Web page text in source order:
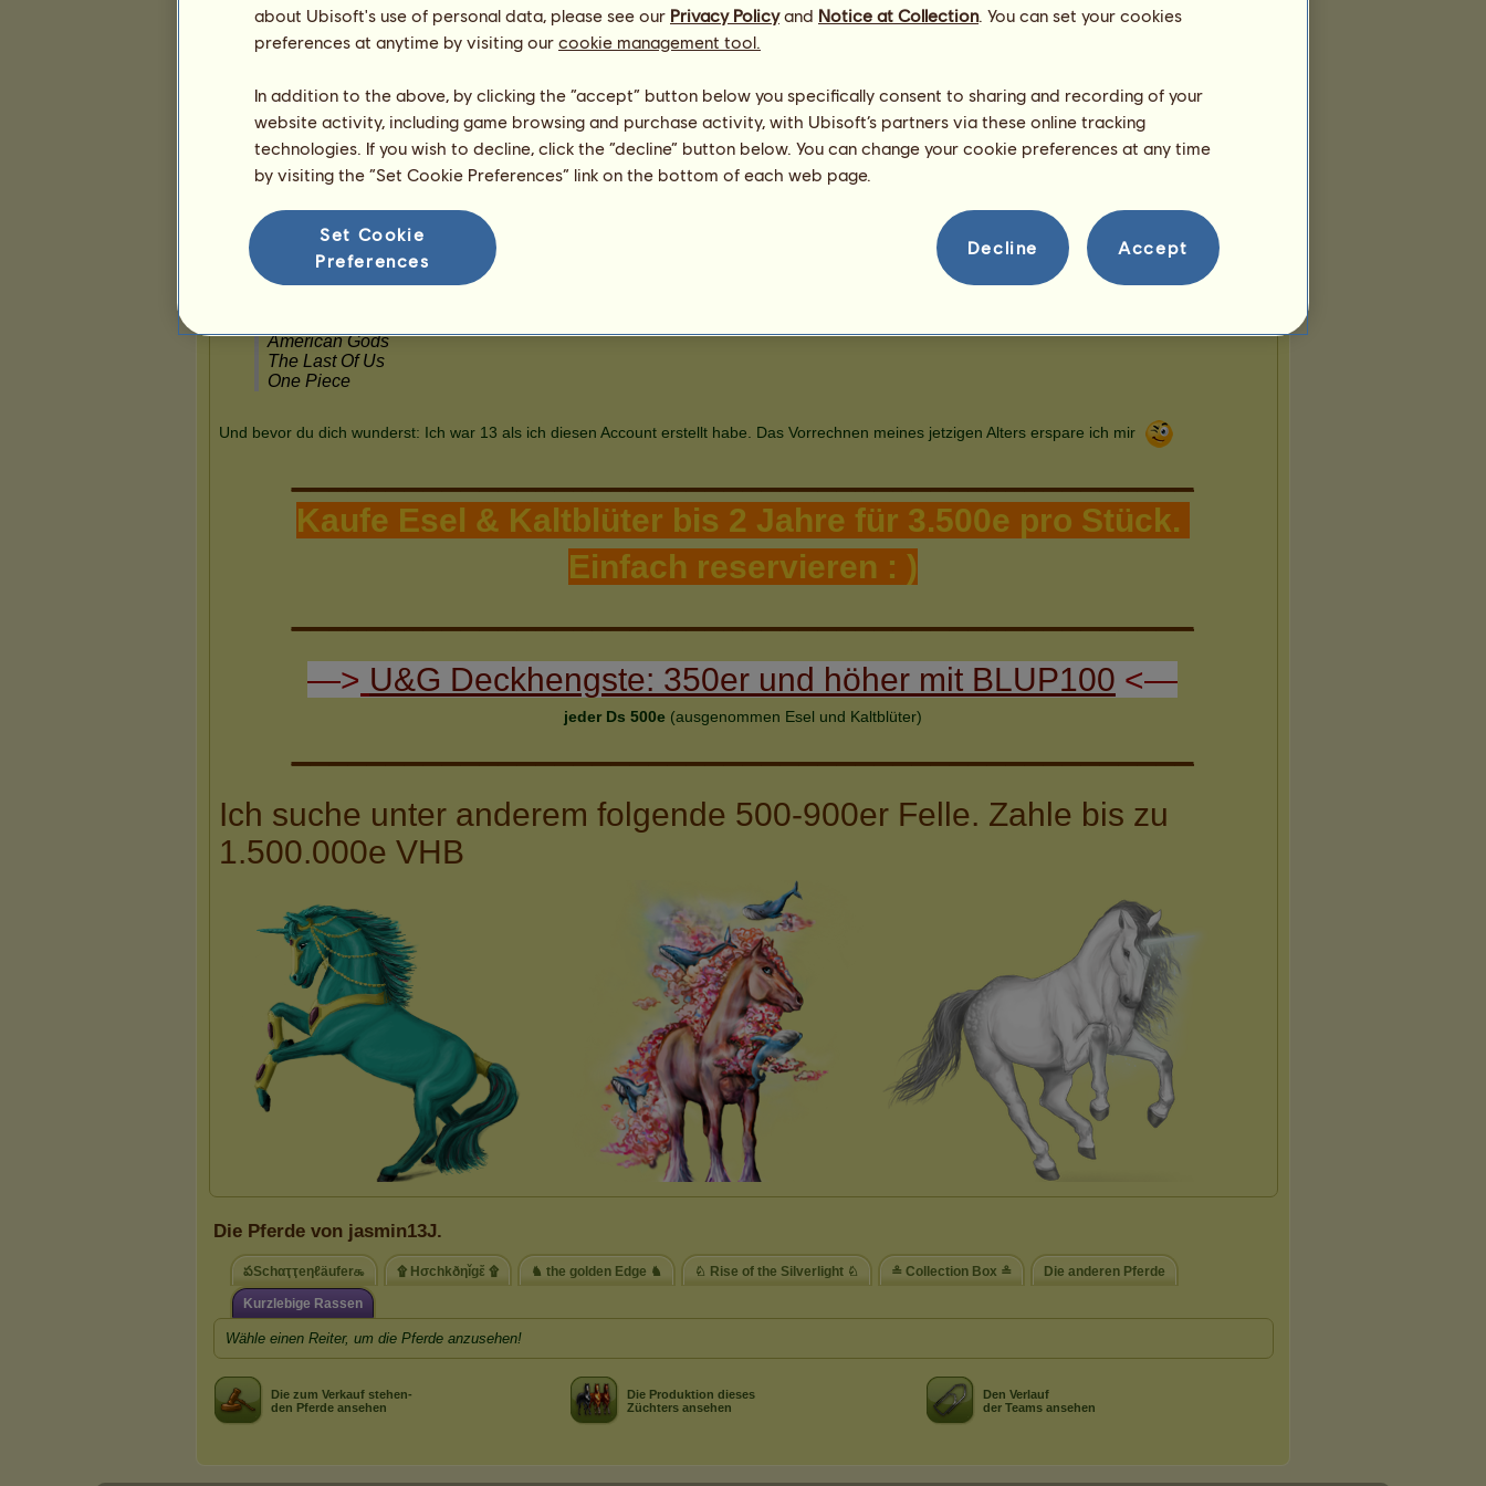
Präsentation
Die Pferde von jasmin13J.
పSchαҭҭeηℓäufer௯ ۩ Hσchkðηǐgἔ ۩ ♞ the golden Edge ♞ ♘ Rise of the Silverlight ♘ ≗ Collection Box ≗ Die anderen Pferde
Kurzlebige Rassen
Wähle einen Reiter, um die Pferde anzusehen!
Die zum Verkauf stehen-
den Pferde ansehen
Die Produktion dieses
Züchters ansehen
Den Verlauf
der Teams ansehen
about Ubisoft's use of personal data, please see our Privacy Policyand Notice at Collection. You can set your cookies
preferences at anytime by visiting our cookie management tool.
In addition to the above, by clicking the “accept” button below you specifically consent to sharing and recording of your
website activity, including game browsing and purchase activity, with Ubisoft’s partners via these online tracking
technologies. If you wish to decline, click the “decline” button below. You can change your cookie preferences at any time
by visiting the “Set Cookie Preferences” link on the bottom of each web page.
Set Cookie
Preferences
Decline Accept